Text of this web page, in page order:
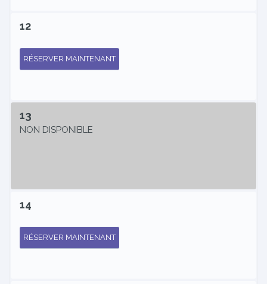
12
RÉSERVER MAINTENANT
13
NON DISPONIBLE
14
RÉSERVER MAINTENANT